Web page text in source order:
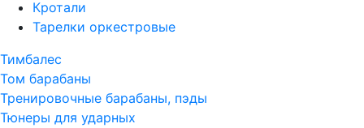
Кротали
Тарелки оркестровые
Тимбалес
Том барабаны
Тренировочные барабаны, пэды
Тюнеры для ударных